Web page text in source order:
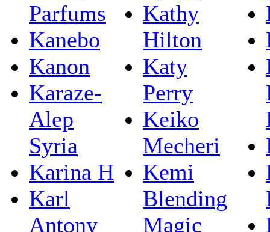
Parfums
Kanebo
Kanon
Karaze-
Alep
Syria
Karina H
Karl
Antony
Kathy
Hilton
Katy
Perry
Keiko
Mecheri
Kemi
Blending
Magic